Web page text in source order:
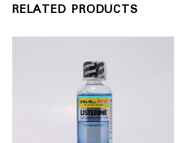
RELATED PRODUCTS